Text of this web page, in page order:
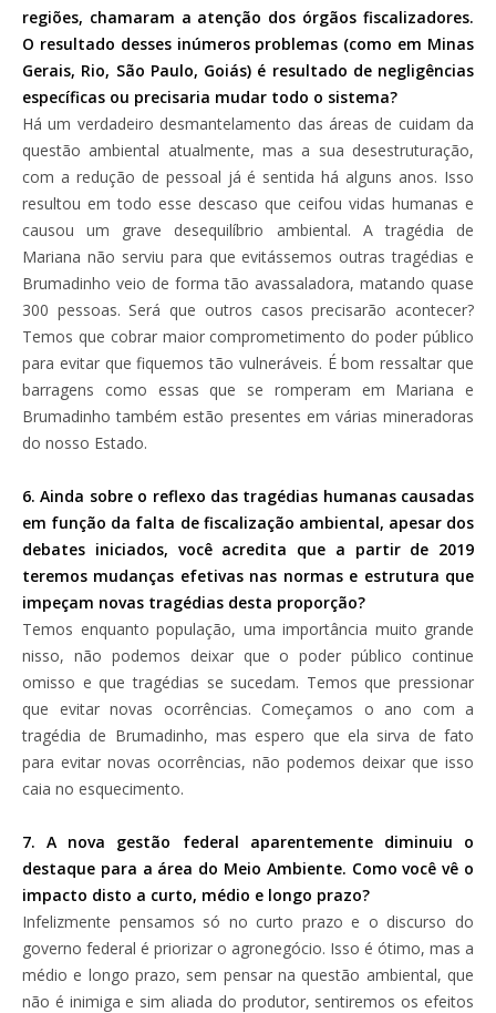
regiões, chamaram a atenção dos órgãos fiscalizadores.
O resultado desses inúmeros problemas (como em Minas
Gerais, Rio, São Paulo, Goiás) é resultado de negligências
específicas ou precisaria mudar todo o sistema?
Há um verdadeiro desmantelamento das áreas de cuidam da
questão ambiental atualmente, mas a sua desestruturação,
com a redução de pessoal já é sentida há alguns anos. Isso
resultou em todo esse descaso que ceifou vidas humanas e
causou um grave desequilíbrio ambiental. A tragédia de
Mariana não serviu para que evitássemos outras tragédias e
Brumadinho veio de forma tão avassaladora, matando quase
300 pessoas. Será que outros casos precisarão acontecer?
Temos que cobrar maior comprometimento do poder público
para evitar que fiquemos tão vulneráveis. É bom ressaltar que
barragens como essas que se romperam em Mariana e
Brumadinho também estão presentes em várias mineradoras
do nosso Estado.
6. Ainda sobre o reflexo das tragédias humanas causadas
em função da falta de fiscalização ambiental, apesar dos
debates iniciados, você acredita que a partir de 2019
teremos mudanças efetivas nas normas e estrutura que
impeçam novas tragédias desta proporção?
Temos enquanto população, uma importância muito grande
nisso, não podemos deixar que o poder público continue
omisso e que tragédias se sucedam. Temos que pressionar
que evitar novas ocorrências. Começamos o ano com a
tragédia de Brumadinho, mas espero que ela sirva de fato
para evitar novas ocorrências, não podemos deixar que isso
caia no esquecimento.
7. A nova gestão federal aparentemente diminuiu o
destaque para a área do Meio Ambiente. Como você vê o
impacto disto a curto, médio e longo prazo?
Infelizmente pensamos só no curto prazo e o discurso do
governo federal é priorizar o agronegócio. Isso é ótimo, mas a
médio e longo prazo, sem pensar na questão ambiental, que
não é inimiga e sim aliada do produtor, sentiremos os efeitos